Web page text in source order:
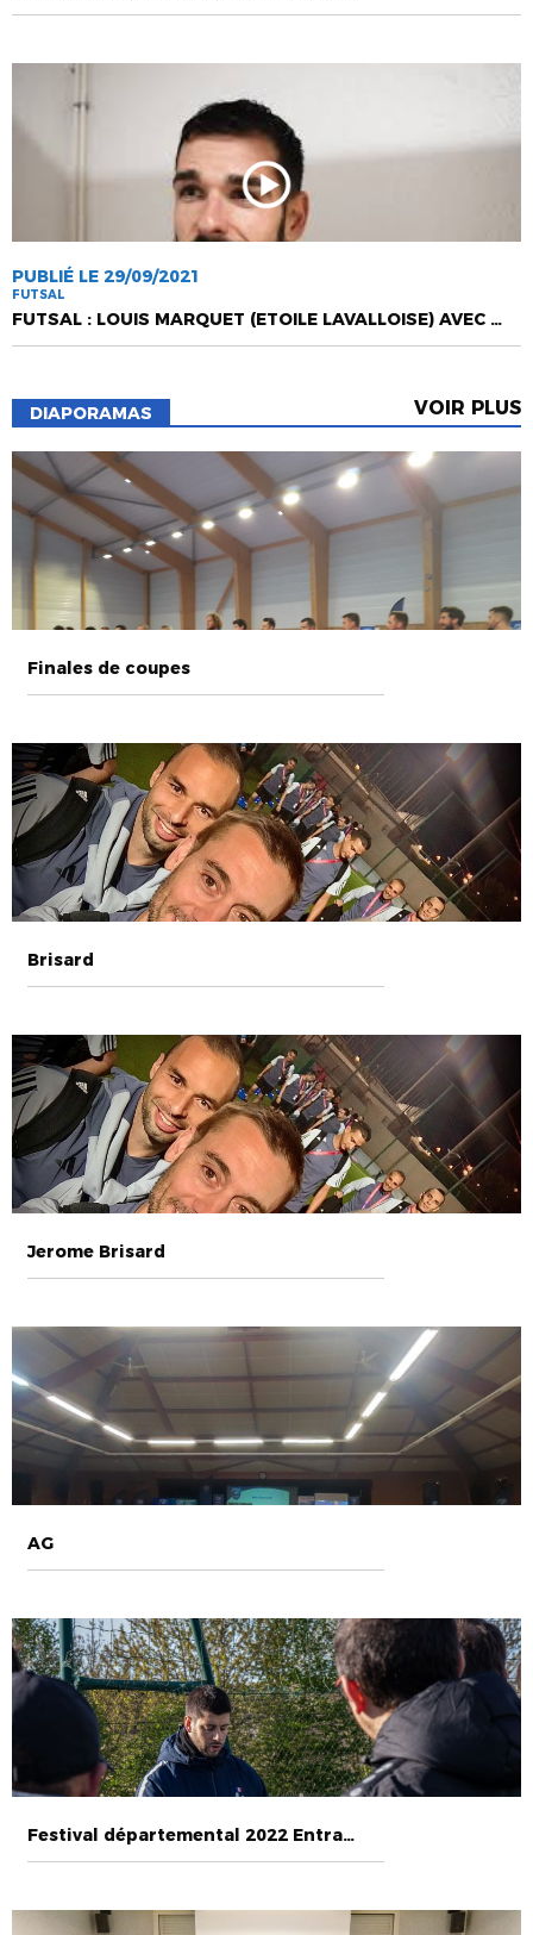
PUBLIÉ LE 29/09/2021
FUTSAL
FUTSAL : LOUIS MARQUET (ETOILE LAVALLOISE) AVEC LES BLEUS !
DIAPORAMAS VOIR PLUS
Finales de coupes
Brisard
Jerome Brisard
AG
Festival départemental 2022 Entrammes